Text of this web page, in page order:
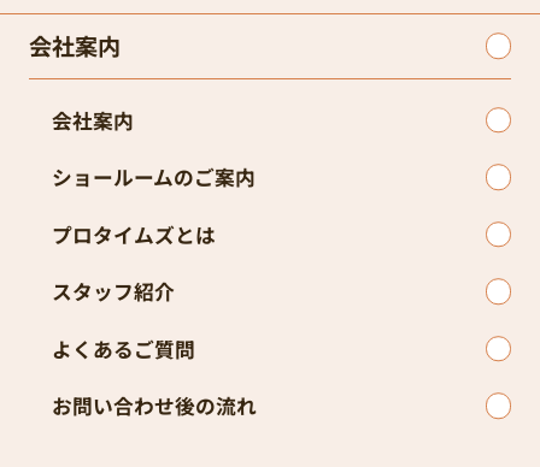
会社案内
会社案内
ショールームのご案内
プロタイムズとは
スタッフ紹介
よくあるご質問
お問い合わせ後の流れ